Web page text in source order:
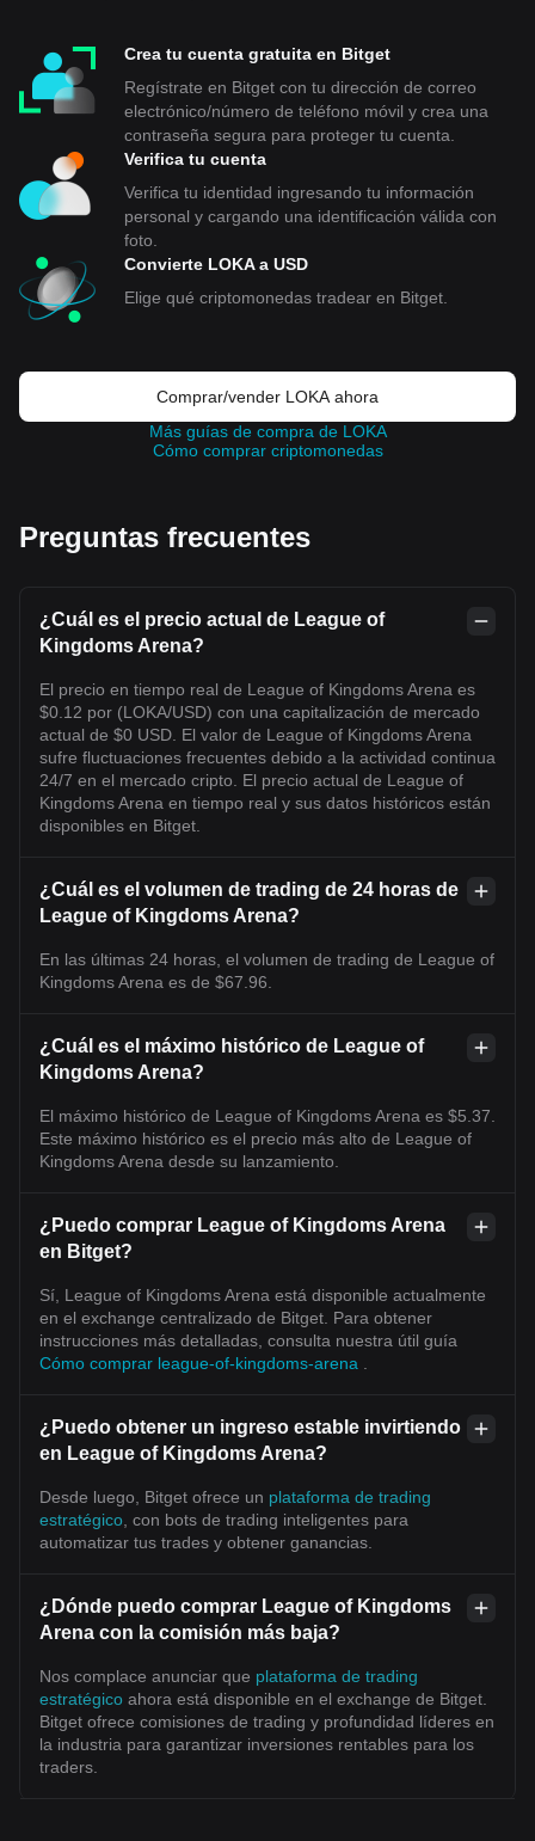
Crea tu cuenta gratuita en Bitget
Regístrate en Bitget con tu dirección de correo
electrónico/número de teléfono móvil y crea una
contraseña segura para proteger tu cuenta.
Verifica tu cuenta
Verifica tu identidad ingresando tu información
personal y cargando una identificación válida con
foto.
Convierte LOKA a USD
Elige qué criptomonedas tradear en Bitget.
Comprar/vender LOKA ahora
Más guías de compra de LOKA
Cómo comprar criptomonedas
Preguntas frecuentes
¿Cuál es el precio actual de League of
Kingdoms Arena?
El precio en tiempo real de League of Kingdoms Arena es
$0.12 por (LOKA/USD) con una capitalización de mercado
actual de $0 USD. El valor de League of Kingdoms Arena
sufre fluctuaciones frecuentes debido a la actividad continua
24/7 en el mercado cripto. El precio actual de League of
Kingdoms Arena en tiempo real y sus datos históricos están
disponibles en Bitget.
¿Cuál es el volumen de trading de 24 horas de
League of Kingdoms Arena?
En las últimas 24 horas, el volumen de trading de League of
Kingdoms Arena es de $67.96.
¿Cuál es el máximo histórico de League of
Kingdoms Arena?
El máximo histórico de League of Kingdoms Arena es $5.37.
Este máximo histórico es el precio más alto de League of
Kingdoms Arena desde su lanzamiento.
¿Puedo comprar League of Kingdoms Arena
en Bitget?
Sí, League of Kingdoms Arena está disponible actualmente
en el exchange centralizado de Bitget. Para obtener
instrucciones más detalladas, consulta nuestra útil guía
Cómo comprar league-of-kingdoms-arena
¿Puedo obtener un ingreso estable invirtiendo
en League of Kingdoms Arena?
Desde luego, Bitget ofrece un plataforma de trading
estratégico , con bots de trading inteligentes para
automatizar tus trades y obtener ganancias.
¿Dónde puedo comprar League of Kingdoms
Arena con la comisión más baja?
Nos complace anunciar que plataforma de trading
estratégico ahora está disponible en el exchange de Bitget.
Bitget ofrece comisiones de trading y profundidad líderes en
la industria para garantizar inversiones rentables para los
traders.